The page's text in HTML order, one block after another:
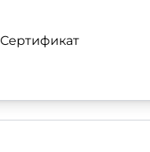
Сертификат